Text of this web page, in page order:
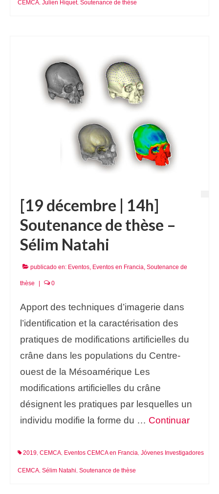
CEMCA, Julien Hiquet, Soutenance de thèse
[19 décembre | 14h]
Soutenance de thèse –
Sélim Natahi
publicado en: Eventos, Eventos en Francia, Soutenance de
thèse 0
Apport des techniques d’imagerie dans
l’identification et la caractérisation des
pratiques de modifications artificielles du
crâne dans les populations du Centre-
ouest de la Mésoamérique Les
modifications artificielles du crâne
désignent les pratiques par lesquelles un
individu modifie la forme du … Continuar
2019, CEMCA, Eventos CEMCA en Francia, Jóvenes Investigadores
CEMCA, Sélim Natahi, Soutenance de thèse